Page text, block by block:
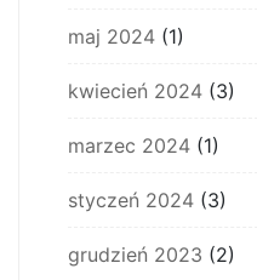
maj 2024 (1)
kwiecień 2024 (3)
marzec 2024 (1)
styczeń 2024 (3)
grudzień 2023 (2)